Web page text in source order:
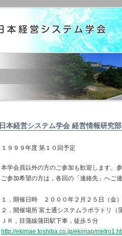
日本経営システム学会 経営情報研究
１９９９年度 第１０回予定
本学会員以外の方のご参加も歓迎します。
ご参加希望の方は，各回の「連絡先」へご
１．開催日時 ２０００年２月２５日（金
２．開催場所 富士通システムラボラトリ（
ＪＲ，目蒲線蒲田駅下車，徒歩５分
http://ekimae.toshiba.co.jp/ekimap/